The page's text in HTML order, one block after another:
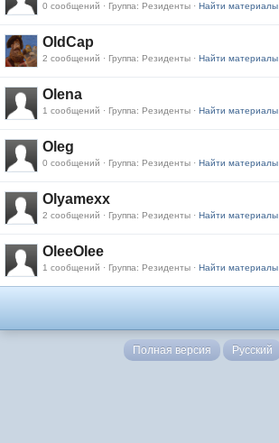
0 сообщений · Группа: Резиденты · Найти материалы
OldCap
2 сообщений · Группа: Резиденты · Найти материалы
Olena
1 сообщений · Группа: Резиденты · Найти материалы
Oleg
0 сообщений · Группа: Резиденты · Найти материалы
Olyamexx
2 сообщений · Группа: Резиденты · Найти материалы
OleeOlee
1 сообщений · Группа: Резиденты · Найти материалы
Полная версия Русский